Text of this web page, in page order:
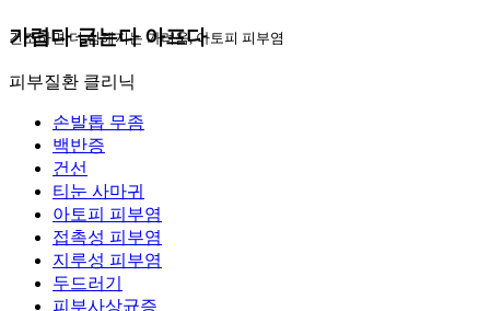
건조하면 더 심해지는 가려움, 아토피 피부염
가렵다 긁는다 아프다
피부질환 클리닉
손발톱 무좀
백반증
건선
티눈 사마귀
아토피 피부염
접촉성 피부염
지루성 피부염
두드러기
피부사상균증